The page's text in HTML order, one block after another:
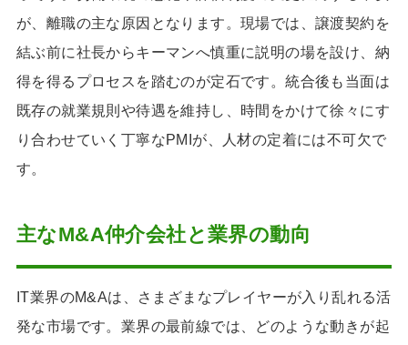
が、離職の主な原因となります。現場では、譲渡契約を
結ぶ前に社長からキーマンへ慎重に説明の場を設け、納
得を得るプロセスを踏むのが定石です。統合後も当面は
既存の就業規則や待遇を維持し、時間をかけて徐々にす
り合わせていく丁寧なPMIが、人材の定着には不可欠で
す。
主なM&A仲介会社と業界の動向
IT業界のM&Aは、さまざまなプレイヤーが入り乱れる活
発な市場です。業界の最前線では、どのような動きが起